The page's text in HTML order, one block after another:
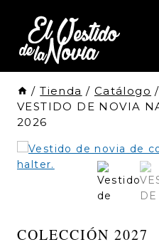
Contenido
/ Tienda / Catálogo /
VESTIDO DE NOVIA
2026
COLECCIÓN 2027